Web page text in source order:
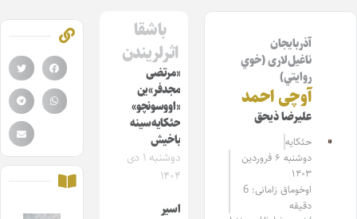
آذربايجان
ناغيل‌لاری (خوي
روايتي)
آوچی احمد
علیرضا ذیحق
حئکایه
دوشنبه ۶ فروردین
۱۴۰۳
اوخوماق زامانی: 6
دقیقه
باشقا
اثرلریندن
«مرتضی
مجدفر»ین
«اووسونچو»
حئکایه‌سینه
باخیش
دوشنبه ۱ دی
۱۴۰۴
اسیر